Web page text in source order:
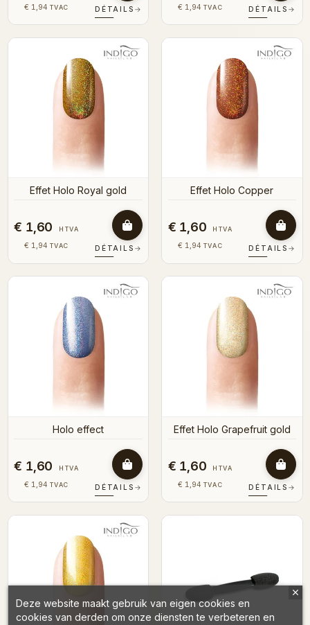
€ 1,94 TVAC DÉTAILS → € 1,94 TVAC DÉTAILS →
Effet Holo Royal gold
€ 1,60 HTVA
€ 1,94 TVAC DÉTAILS →
Effet Holo Copper
€ 1,60 HTVA
€ 1,94 TVAC DÉTAILS →
Holo effect
€ 1,60 HTVA
€ 1,94 TVAC DÉTAILS →
Effet Holo Grapefruit gold
€ 1,60 HTVA
€ 1,94 TVAC DÉTAILS →
Deze website maakt gebruik van eigen cookies en
cookies van derden om onze diensten te verbeteren en